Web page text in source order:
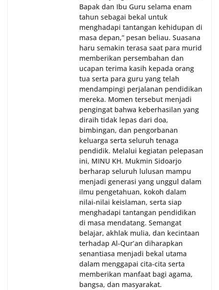
Bapak dan Ibu Guru selama enam
tahun sebagai bekal untuk
menghadapi tantangan kehidupan di
masa depan,” pesan beliau. Suasana
haru semakin terasa saat para murid
memberikan persembahan dan
ucapan terima kasih kepada orang
tua serta para guru yang telah
mendampingi perjalanan pendidikan
mereka. Momen tersebut menjadi
pengingat bahwa keberhasilan yang
diraih tidak lepas dari doa,
bimbingan, dan pengorbanan
keluarga serta seluruh tenaga
pendidik. Melalui kegiatan pelepasan
ini, MINU KH. Mukmin Sidoarjo
berharap seluruh lulusan mampu
menjadi generasi yang unggul dalam
ilmu pengetahuan, kokoh dalam
nilai-nilai keislaman, serta siap
menghadapi tantangan pendidikan
di masa mendatang. Semangat
belajar, akhlak mulia, dan kecintaan
terhadap Al-Qur’an diharapkan
senantiasa menjadi bekal utama
dalam menggapai cita-cita serta
memberikan manfaat bagi agama,
bangsa, dan masyarakat.